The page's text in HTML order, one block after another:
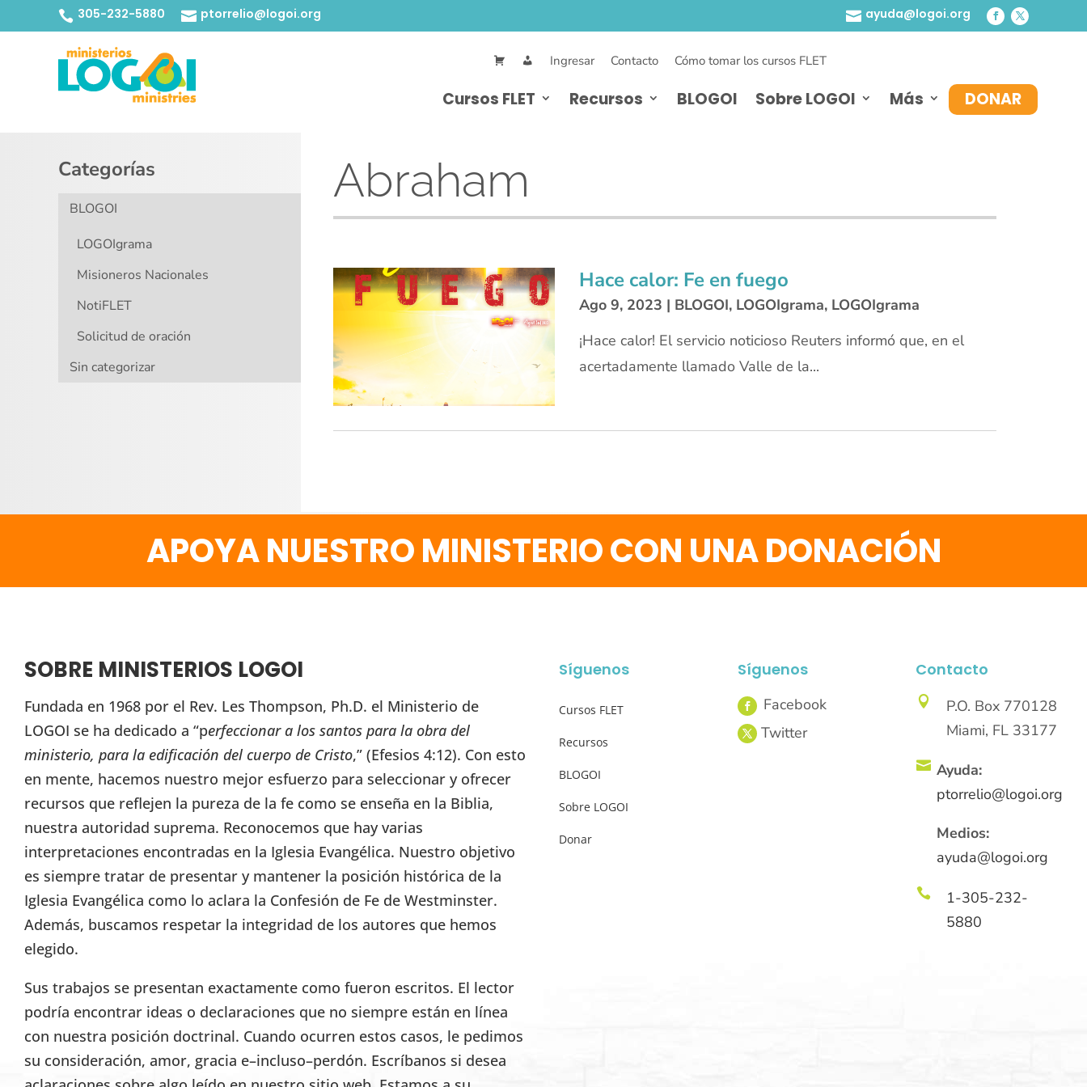
 305-232-5880  ptorrelio@logoi.org  ayuda@logoi.org
Ingresar Contacto Cómo tomar los cursos FLET
Cursos FLET Recursos BLOGOI Sobre LOGOI Más DONAR
Categorías
BLOGOI
LOGOIgrama
Misioneros Nacionales
NotiFLET
Solicitud de oración
Sin categorizar
Abraham
Hace calor: Fe en fuego
Ago 9, 2023 | BLOGOI, LOGOIgrama, LOGOIgrama
¡Hace calor! El servicio noticioso Reuters informó que, en el
acertadamente llamado Valle de la...
APOYA NUESTRO MINISTERIO CON UNA DONACIÓN
SOBRE MINISTERIOS LOGOI
Fundada en 1968 por el Rev. Les Thompson, Ph.D. el Ministerio de
LOGOI se ha dedicado a “perfeccionar a los santos para la obra del
ministerio, para la edificación del cuerpo de Cristo,” (Efesios 4:12). Con esto
en mente, hacemos nuestro mejor esfuerzo para seleccionar y ofrecer
recursos que reflejen la pureza de la fe como se enseña en la Biblia,
nuestra autoridad suprema. Reconocemos que hay varias
interpretaciones encontradas en la Iglesia Evangélica. Nuestro objetivo
es siempre tratar de presentar y mantener la posición histórica de la
Iglesia Evangélica como lo aclara la Confesión de Fe de Westminster.
Además, buscamos respetar la integridad de los autores que hemos
elegido.
Sus trabajos se presentan exactamente como fueron escritos. El lector
podría encontrar ideas o declaraciones que no siempre están en línea
con nuestra posición doctrinal. Cuando ocurren estos casos, le pedimos
su consideración, amor, gracia e–incluso–perdón. Escríbanos si desea
Síguenos
Cursos FLET
Recursos
BLOGOI
Sobre LOGOI
Donar
Síguenos Contacto

P.O. Box 770128
Miami, FL 33177
 Ayuda:
ptorrelio@logoi.org
Medios:
ayuda@logoi.org

1-305-232-
5880